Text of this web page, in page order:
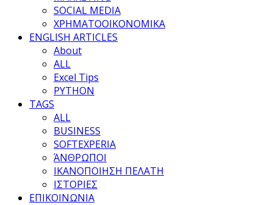
SOCIAL MEDIA
ΧΡΗΜΑΤΟΟΙΚΟΝΟΜΙΚΑ
ENGLISH ARTICLES
About
ALL
Excel Tips
PYTHON
TAGS
ALL
BUSINESS
SOFTEXPERIA
ΆΝΘΡΩΠΟΙ
ΙΚΑΝΟΠΟΙΗΣΗ ΠΕΛΑΤΗ
ΙΣΤΟΡΙΕΣ
ΕΠΙΚΟΙΝΩΝΙΑ